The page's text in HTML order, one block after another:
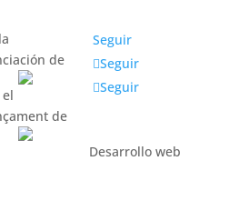
de
de
Seguir
Seguir
Seguir
Desarrollo web